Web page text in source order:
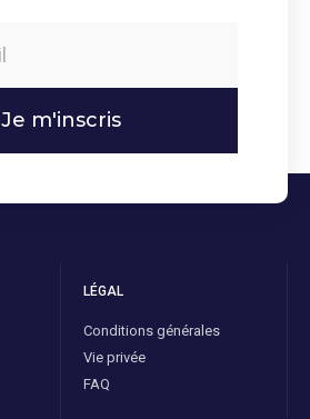
Je m'inscris
LÉGAL
Conditions générales
Vie privée
FAQ